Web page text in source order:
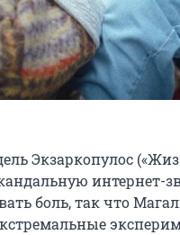
Экзаркопулос
интернет-
боль, так что